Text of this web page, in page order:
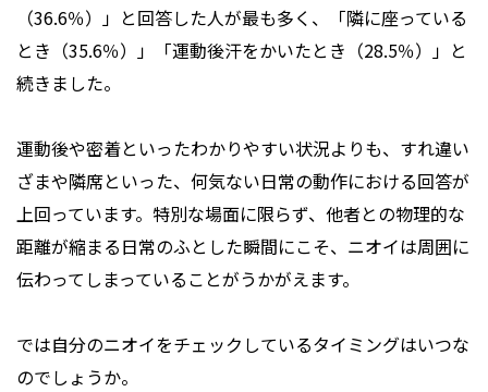
（36.6％）」と回答した人が最も多く、「隣に座っている
とき（35.6％）」「運動後汗をかいたとき（28.5％）」と
続きました。
運動後や密着といったわかりやすい状況よりも、すれ違い
ざまや隣席といった、何気ない日常の動作における回答が
上回っています。特別な場面に限らず、他者との物理的な
距離が縮まる日常のふとした瞬間にこそ、ニオイは周囲に
伝わってしまっていることがうかがえます。
では自分のニオイをチェックしているタイミングはいつな
のでしょうか。